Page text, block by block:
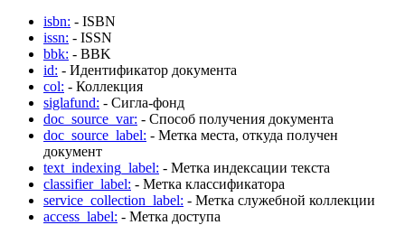
isbn: - ISBN
issn: - ISSN
bbk: - BBK
id: - Идентификатор документа
col: - Коллекция
siglafund: - Сигла-фонд
doc_source_var: - Способ получения документа
doc_source_label: - Метка места, откуда получен
документ
text_indexing_label: - Метка индексации текста
classifier_label: - Метка классификатора
service_collection_label: - Метка служебной коллекции
access_label: - Метка доступа